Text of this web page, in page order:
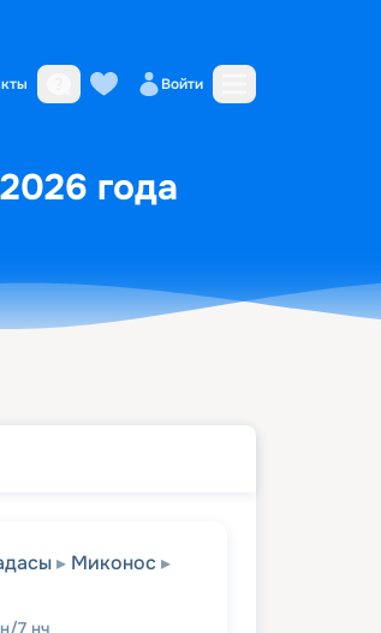
Войти
года
Миконос
/7 нч